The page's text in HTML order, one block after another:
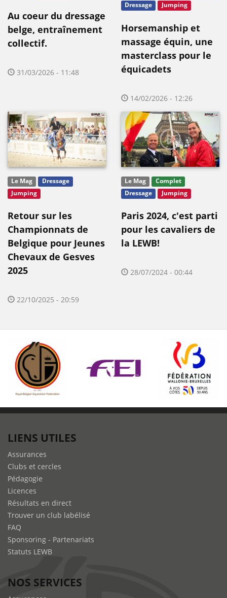
Au coeur du dressage
belge, entraînement
collectif.
31/03/2026 - 11:48
Dressage
Jumping
Horsemanship et
massage équin, une
masterclass pour le
équicadets
14/02/2026 - 12:26
Le Mag
Dressage
Jumping
Retour sur les
Championnats de
Belgique pour Jeunes
Chevaux de Gesves
2025
22/10/2025 - 20:59
Le Mag
Complet
Dressage
Jumping
Paris 2024, c'est parti
pour les cavaliers de
la LEWB!
28/07/2024 - 00:44
LIENS UTILES
Assurances
Clubs et cercles
Pédagogie
Licences
Résultats en direct
Trouver un club labélisé
FAQ
Sponsoring - Partenariats
Statuts LEWB
NOS SERVICES